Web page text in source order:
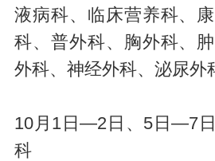
液病科、临床营养科、
科、普外科、胸外科、
外科、神经外科、泌尿外
10月1日—2日、5日—7
科